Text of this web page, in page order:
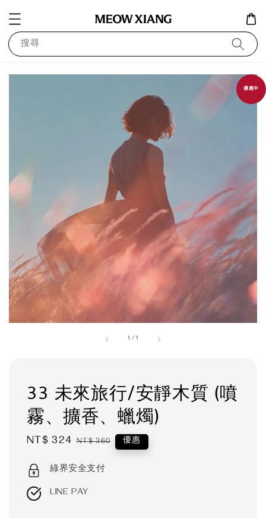
搜尋
1 /1
優惠中
33 未來旅行/安靜木質 (噴
霧、擴香、蠟燭)
Sale
NT$ 324 Regular
NT$ 360 優惠
綠界安全支付
LINE PAY